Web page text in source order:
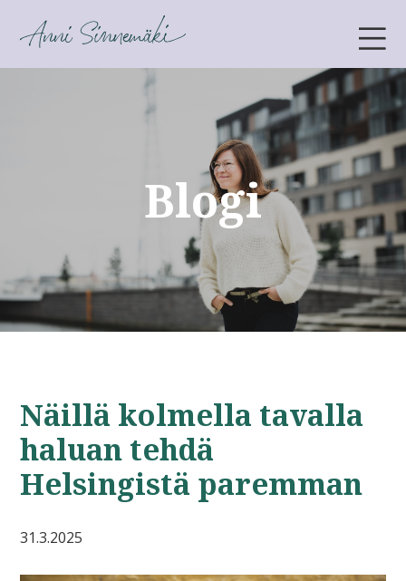
ANNI SINNEMÄKI
Blogi
Näillä kolmella tavalla
haluan tehdä
Helsingistä paremman
31.3.2025